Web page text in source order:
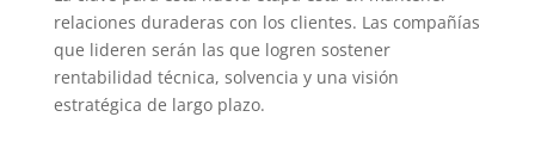
relaciones duraderas con los clientes. Las compañías
que lideren serán las que logren sostener
rentabilidad técnica, solvencia y una visión
estratégica de largo plazo.